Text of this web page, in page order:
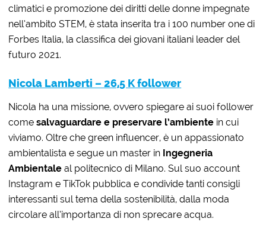
climatici e promozione dei diritti delle donne impegnate
nell’ambito STEM, è stata inserita tra i 100 number one di
Forbes Italia, la classifica dei giovani italiani leader del
futuro 2021.
Nicola Lamberti – 26,5 K follower
Nicola ha una missione, ovvero spiegare ai suoi follower
comesalvaguardare e preservare l’ambiente in cui
viviamo. Oltre che green influencer, è un appassionato
ambientalista e segue un master in Ingegneria
Ambientale al politecnico di Milano. Sul suo account
Instagram e TikTok pubblica e condivide tanti consigli
interessanti sul tema della sostenibilità, dalla moda
circolare all’importanza di non sprecare acqua.